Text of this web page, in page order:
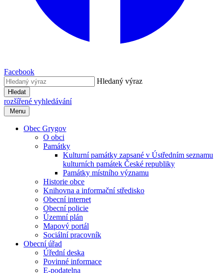
Facebook
Hledaný výraz
Hledat
rozšířené vyhledávání
Menu
Obec Grygov
O obci
Památky
Kulturní památky zapsané v Ústředním seznamu
kulturních památek České republiky
Památky místního významu
Historie obce
Knihovna a informační středisko
Obecní internet
Obecní policie
Územní plán
Mapový portál
Sociální pracovník
Obecní úřad
Úřední deska
Povinné informace
E-podatelna